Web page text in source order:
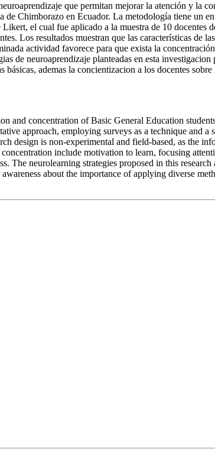
que permitan mejorar la atención y la
Chimborazo en Ecuador. La metodología tiene un
el cual fue aplicado a la muestra de 10 docentes
Los resultados muestran que las características de
actividad favorece para que exista la
de neuroaprendizaje planteadas en esta
ademas la concientizacion a los docentes
and concentration of Basic General Education
approach, employing surveys as a technique and a
design is non-experimental and field-based, as the
include motivation to learn, focusing
The neurolearning strategies proposed in this
about the importance of applying diverse